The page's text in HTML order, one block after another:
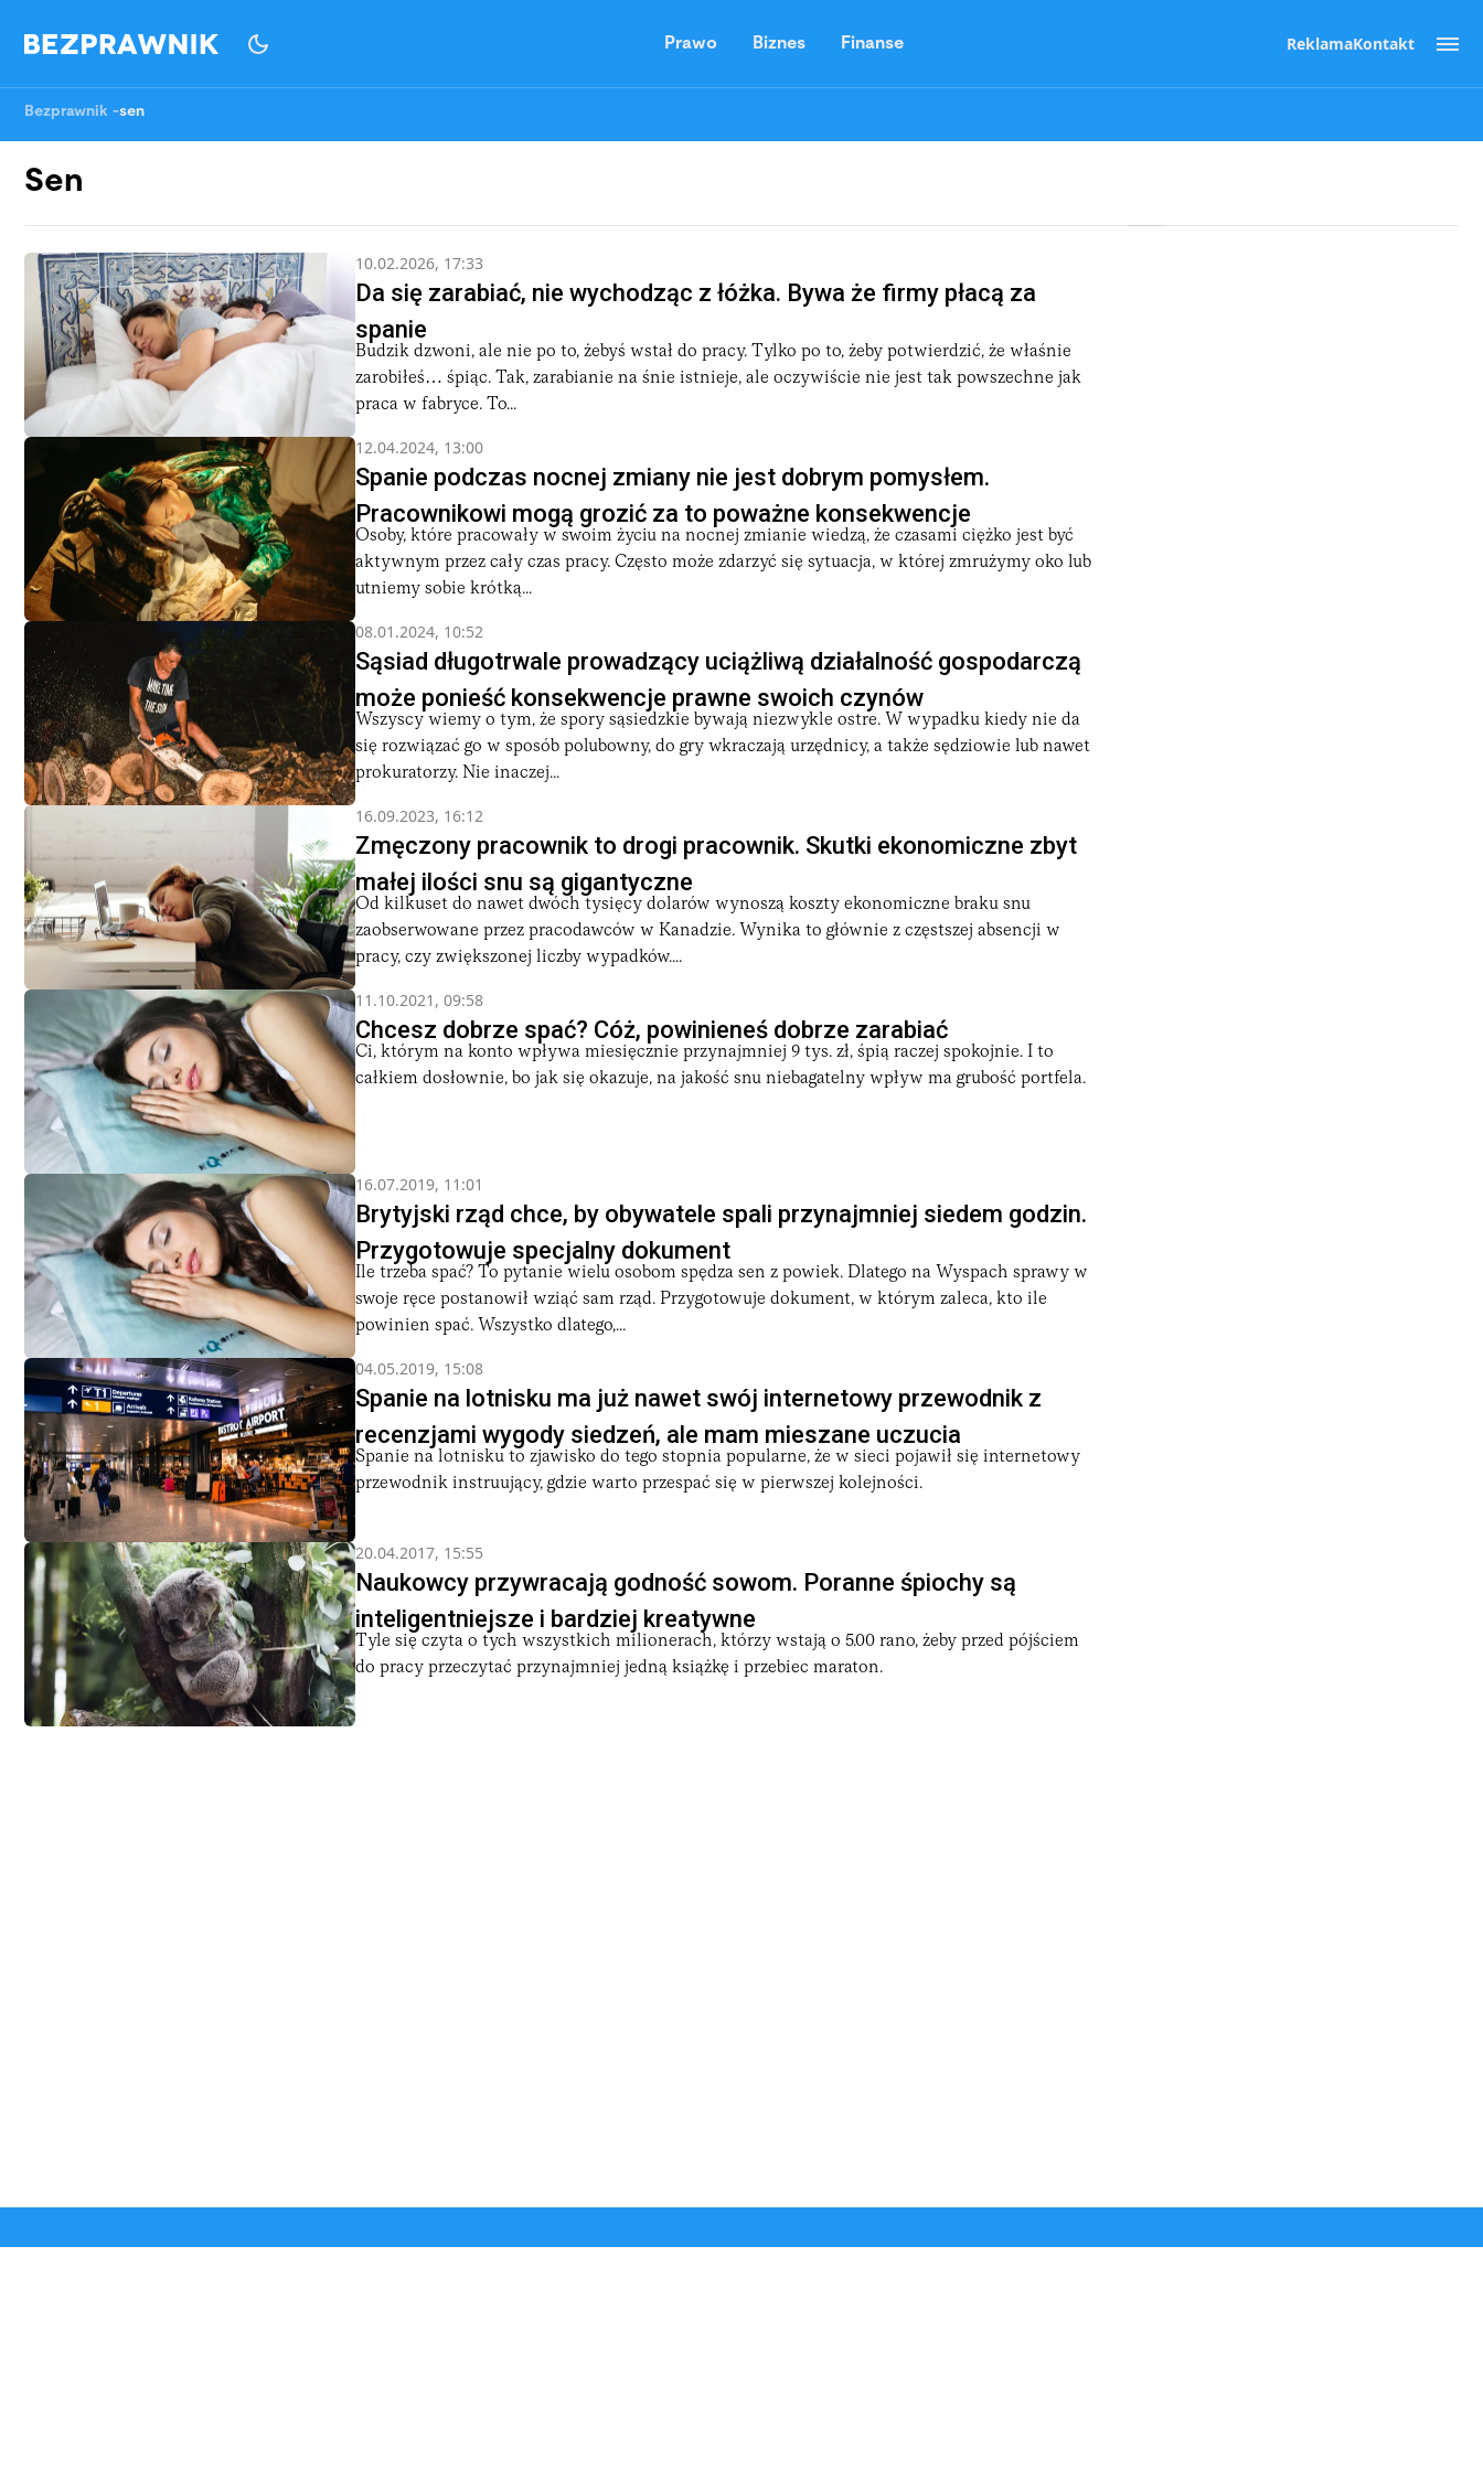
Prawo Biznes Finanse ReklamaKontakt
Bezprawnik -sen
Sen
10.02.2026, 17:33
Da się zarabiać, nie wychodząc z łóżka. Bywa że firmy płacą za
spanie
Budzik dzwoni, ale nie po to, żebyś wstał do pracy. Tylko po to, żeby potwierdzić, że właśnie
zarobiłeś… śpiąc. Tak, zarabianie na śnie istnieje, ale oczywiście nie jest tak powszechne jak
praca w fabryce. To...
12.04.2024, 13:00
Spanie podczas nocnej zmiany nie jest dobrym pomysłem.
Pracownikowi mogą grozić za to poważne konsekwencje
Osoby, które pracowały w swoim życiu na nocnej zmianie wiedzą, że czasami ciężko jest być
aktywnym przez cały czas pracy. Często może zdarzyć się sytuacja, w której zmrużymy oko lub
utniemy sobie krótką...
08.01.2024, 10:52
Sąsiad długotrwale prowadzący uciążliwą działalność gospodarczą
może ponieść konsekwencje prawne swoich czynów
Wszyscy wiemy o tym, że spory sąsiedzkie bywają niezwykle ostre. W wypadku kiedy nie da
się rozwiązać go w sposób polubowny, do gry wkraczają urzędnicy, a także sędziowie lub nawet
prokuratorzy. Nie inaczej...
16.09.2023, 16:12
Zmęczony pracownik to drogi pracownik. Skutki ekonomiczne zbyt
małej ilości snu są gigantyczne
Od kilkuset do nawet dwóch tysięcy dolarów wynoszą koszty ekonomiczne braku snu
zaobserwowane przez pracodawców w Kanadzie. Wynika to głównie z częstszej absencji w
pracy, czy zwiększonej liczby wypadków....
11.10.2021, 09:58
Chcesz dobrze spać? Cóż, powinieneś dobrze zarabiać
Ci, którym na konto wpływa miesięcznie przynajmniej 9 tys. zł, śpią raczej spokojnie. I to
całkiem dosłownie, bo jak się okazuje, na jakość snu niebagatelny wpływ ma grubość portfela.
16.07.2019, 11:01
Brytyjski rząd chce, by obywatele spali przynajmniej siedem godzin.
Przygotowuje specjalny dokument
Ile trzeba spać? To pytanie wielu osobom spędza sen z powiek. Dlatego na Wyspach sprawy w
swoje ręce postanowił wziąć sam rząd. Przygotowuje dokument, w którym zaleca, kto ile
powinien spać. Wszystko dlatego,...
04.05.2019, 15:08
Spanie na lotnisku ma już nawet swój internetowy przewodnik z
recenzjami wygody siedzeń, ale mam mieszane uczucia
Spanie na lotnisku to zjawisko do tego stopnia popularne, że w sieci pojawił się internetowy
przewodnik instruujący, gdzie warto przespać się w pierwszej kolejności.
20.04.2017, 15:55
Naukowcy przywracają godność sowom. Poranne śpiochy są
inteligentniejsze i bardziej kreatywne
Tyle się czyta o tych wszystkich milionerach, którzy wstają o 5.00 rano, żeby przed pójściem
do pracy przeczytać przynajmniej jedną książkę i przebiec maraton.